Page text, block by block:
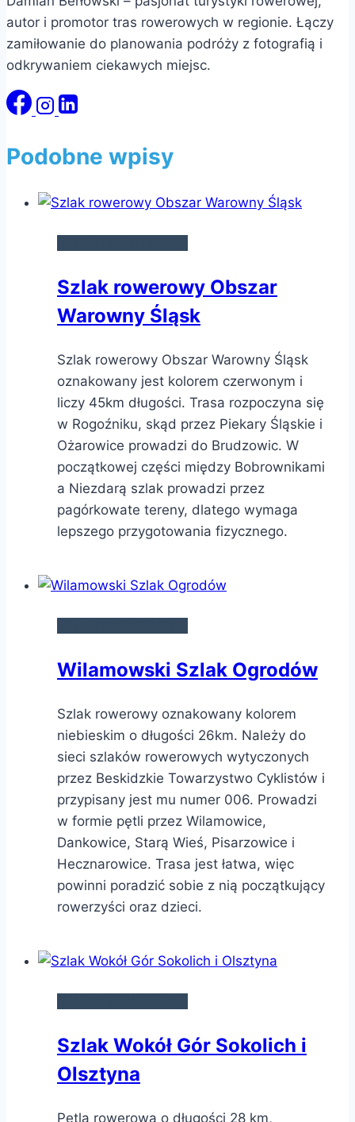
autor i promotor tras rowerowych w regionie. Łączy
zamiłowanie do planowania podróży z fotografią i
odkrywaniem ciekawych miejsc.
Podobne wpisy
Szlak rowerowy Obszar
Warowny Śląsk
Szlak rowerowy Obszar Warowny Śląsk
oznakowany jest kolorem czerwonym i
liczy 45km długości. Trasa rozpoczyna się
w Rogoźniku, skąd przez Piekary Śląskie i
Ożarowice prowadzi do Brudzowic. W
początkowej części między Bobrownikami
a Niezdarą szlak prowadzi przez
pagórkowate tereny, dlatego wymaga
lepszego przygotowania fizycznego.
Wilamowski Szlak Ogrodów
Szlak rowerowy oznakowany kolorem
niebieskim o długości 26km. Należy do
sieci szlaków rowerowych wytyczonych
przez Beskidzkie Towarzystwo Cyklistów i
przypisany jest mu numer 006. Prowadzi
w formie pętli przez Wilamowice,
Dankowice, Starą Wieś, Pisarzowice i
Hecznarowice. Trasa jest łatwa, więc
powinni poradzić sobie z nią początkujący
rowerzyści oraz dzieci.
Szlak Wokół Gór Sokolich i
Olsztyna
Pętla rowerowa o długości 28 km,